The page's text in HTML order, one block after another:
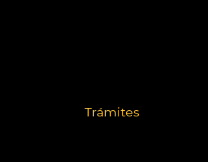
Trámites